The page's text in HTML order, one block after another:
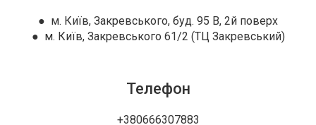
● м. Київ, Закревського, буд. 95 В, 2й поверх
● м. Київ, Закревського 61/2 (ТЦ Закревський)
Телефон
+380666307883